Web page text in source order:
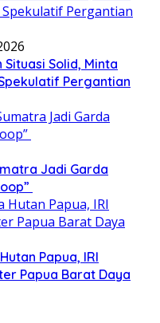
Situasi Solid, Minta
Pergantian
Jadi Garda
Papua, IRI
Papua Barat Daya